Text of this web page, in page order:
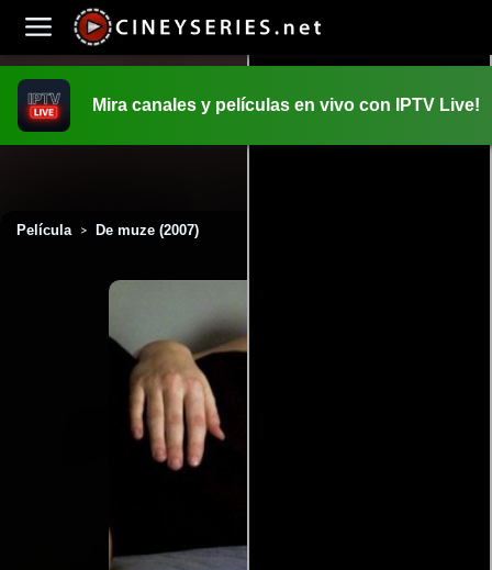
Mira canales y películas en vivo con IPTV Live!
Película > De muze (2007)